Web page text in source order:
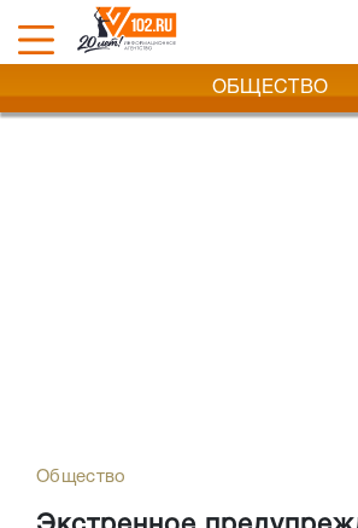
ОБЩЕСТВО
Общество